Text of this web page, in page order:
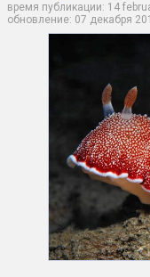
время публикации: 14
обновление: 07 декабря